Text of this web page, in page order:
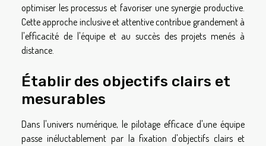
optimiser les processus et favoriser une synergie productive.
Cette approche inclusive et attentive contribue grandement à
l'efficacité de l'équipe et au succès des projets menés à
distance.
Établir des objectifs clairs et
mesurables
Dans l'univers numérique, le pilotage efficace d'une équipe
passe inéluctablement par la fixation d'objectifs clairs et